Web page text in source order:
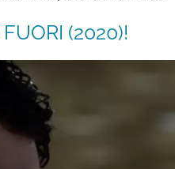
(2020)!